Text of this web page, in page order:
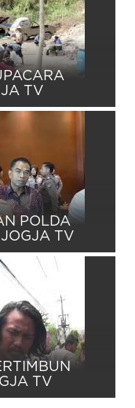
TV
POLDA
TV
TV